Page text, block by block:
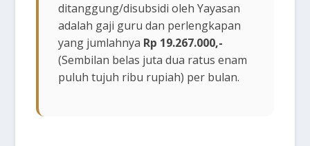
ditanggung/disubsidi oleh Yayasan
adalah gaji guru dan perlengkapan
yang jumlahnya Rp 19.267.000,-
(Sembilan belas juta dua ratus enam
puluh tujuh ribu rupiah) per bulan.